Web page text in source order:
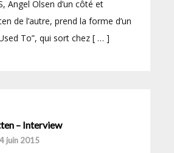
Angel Olsen d’un côté et
de l’autre, prend la forme d’un
To”, qui sort chez [ … ]
– Interview
4 juin 2015